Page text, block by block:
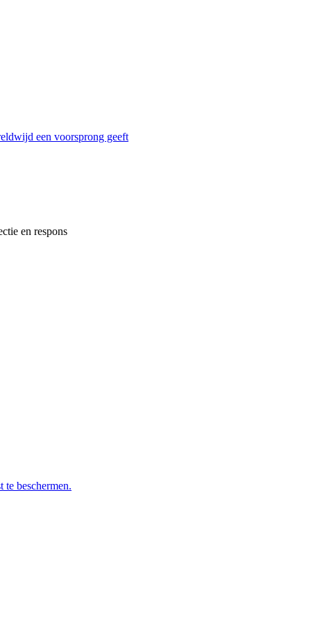
een voorsprong geeft
en respons
beschermen.